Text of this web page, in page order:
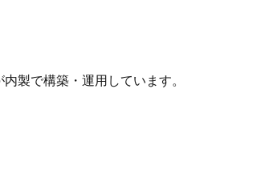
製で構築・運用しています。